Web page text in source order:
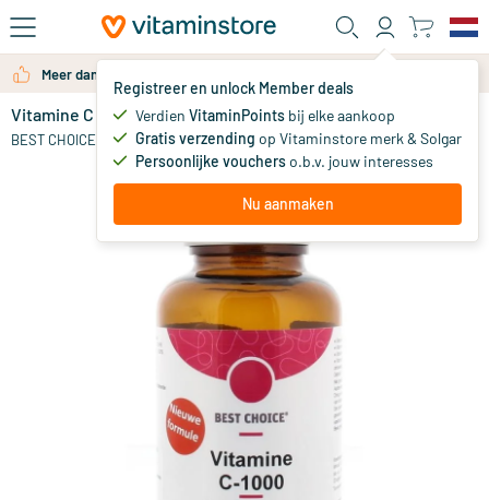
Ga naar de hoofdinhoud
Registreer en unlock Member deals
Verdien VitaminPoints bij elke aankoop
Gratis verzending op Vitaminstore merk & Solgar
Persoonlijke voucherso.b.v. jouw interesses
Nu aanmaken
Meer dan 325.000 tevreden klanten per jaar
Vitamine C 1000 mg & bioflavonoiden
BEST CHOICE vanaf 13.